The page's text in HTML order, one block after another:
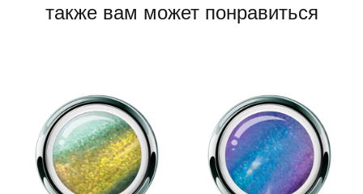
также вам может понравиться